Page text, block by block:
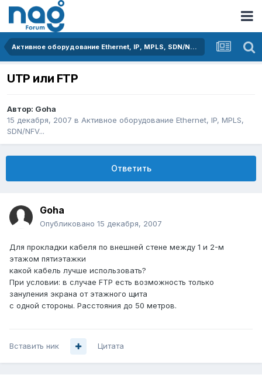
Активное оборудование Ethernet, IP, MPLS, SDN/NFV...
UTP или FTP
Автор: Goha
15 декабря, 2007 в Активное оборудование Ethernet, IP, MPLS,
SDN/NFV...
Ответить
Goha
Опубликовано 15 декабря, 2007
Для прокладки кабеля по внешней стене между 1 и 2-м
этажом пятиэтажки
какой кабель лучше использовать?
При условии: в случае FTP есть возможность только
зануления экрана от этажного щита
с одной стороны. Расстояния до 50 метров.
Вставить ник Цитата